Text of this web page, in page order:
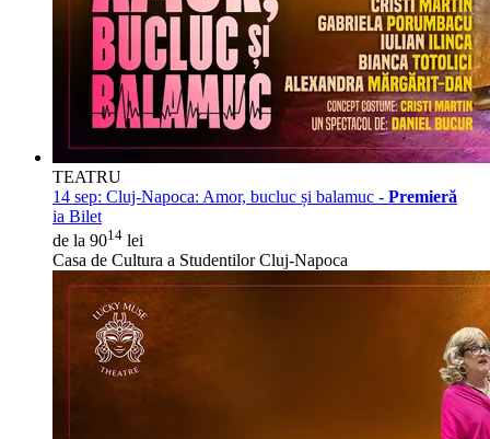
TEATRU
14 sep: Cluj-Napoca: Amor, bucluc și balamuc - Premieră
ia Bilet
de la 9014 lei
Casa de Cultura a Studentilor Cluj-Napoca